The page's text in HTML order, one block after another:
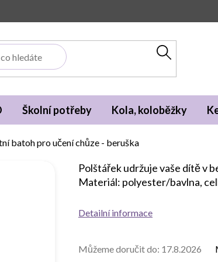
Školní potřeby Kola, koloběžky
batoh pro učení chůze - beruška
Můžeme doručit do: 17.8.2026
Polštářek udržuje vaše dítě v
Materiál: polyester/bavlna,
Detailní informace